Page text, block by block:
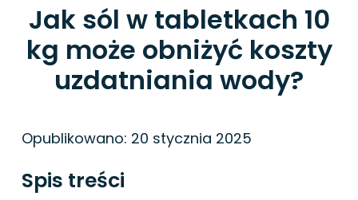
Jak sól w tabletkach 10
kg może obniżyć koszty
uzdatniania wody?
Opublikowano: 20 stycznia 2025
Spis treści